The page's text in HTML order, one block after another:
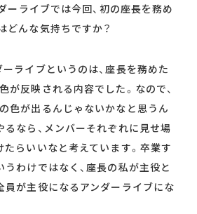
ーライブでは今回、初の座長を務め
どんな気持ちですか？
ーライブというのは、座長を務めた
が反映される内容でした。なので、
色が出るんじゃないかなと思うん
るなら、メンバーそれぞれに見せ場
たらいいなと考えています。卒業す
わけではなく、座長の私が主役と
員が主役になるアンダーライブにな